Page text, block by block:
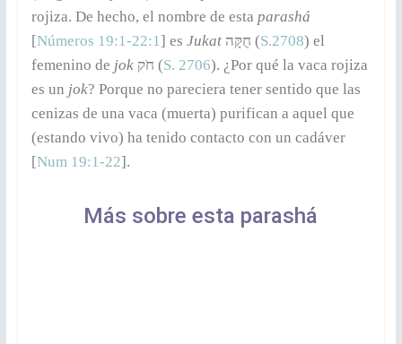
rojiza. De hecho, el nombre de esta parashá
[Números 19:1-22:1] es Jukat חֻקָּה (S.2708) el
femenino de jok חֹק (S. 2706). ¿Por qué la vaca rojiza
es un jok? Porque no pareciera tener sentido que las
cenizas de una vaca (muerta) purifican a aquel que
(estando vivo) ha tenido contacto con un cadáver
[Num 19:1-22].
Más sobre esta parashá